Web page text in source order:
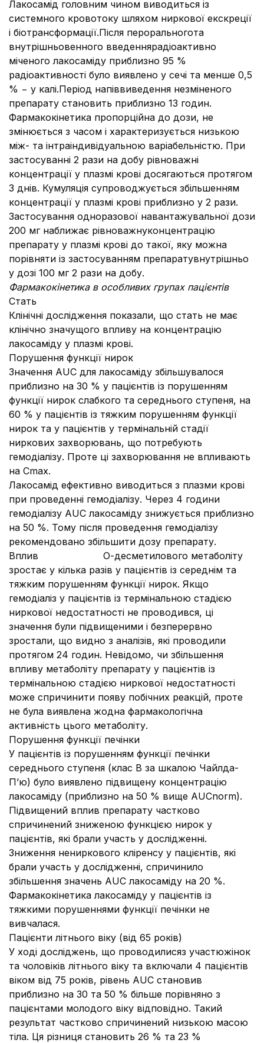
Лакосамід головним чином виводиться із
системного кровотоку шляхом ниркової екскреції
і біотрансформації.Після пероральногота
внутрішньовенного введеннярадіоактивно
міченого лакосаміду приблизно 95 %
радіоактивності було виявлено у сечі та менше 0,5
% − у калі.Період напіввиведення незміненого
препарату становить приблизно 13 годин.
Фармакокінетика пропорційна до дози, не
змінюється з часом і характеризується низькою
між- та інтраіндивідуальною варіабельністю. При
застосуванні 2 рази на добу рівноважні
концентрації у плазмі крові досягаються протягом
3 днів. Кумуляція супроводжується збільшенням
концентрації у плазмі крові приблизно у 2 рази.
Застосування одноразової навантажувальної дози
200 мг наближає рівноважнуконцентрацію
препарату у плазмі крові до такої, яку можна
порівняти із застосуванням препаратувнутрішньо
у дозі 100 мг 2 рази на добу.
Фармакокінетика в особливих групах пацієнтів
Стать
Клінічні дослідження показали, що стать не має
клінічно значущого впливу на концентрацію
лакосаміду у плазмі крові.
Порушення функції нирок
Значення AUC для лакосаміду збільшувалося
приблизно на 30 % у пацієнтів із порушенням
функції нирок слабкого та середнього ступеня, на
60 % у пацієнтів із тяжким порушенням функції
нирок та у пацієнтів у термінальній стадії
ниркових захворювань, що потребують
гемодіалізу. Проте ці захворювання не впливають
на Cmax.
Лакосамід ефективно виводиться з плазми крові
при проведенні гемодіалізу. Через 4 години
гемодіалізу AUC лакосаміду знижується приблизно
на 50 %. Тому після проведення гемодіалізу
рекомендовано збільшити дозу препарату.
Вплив О-десметилового метаболіту
зростає у кілька разів у пацієнтів із середнім та
тяжким порушенням функції нирок. Якщо
гемодіаліз у пацієнтів із термінальною стадією
ниркової недостатності не проводився, ці
значення були підвищеними і безперервно
зростали, що видно з аналізів, які проводили
протягом 24 годин. Невідомо, чи збільшення
впливу метаболіту препарату у пацієнтів із
термінальною стадією ниркової недостатності
може спричинити появу побічних реакцій, проте
не була виявлена жодна фармакологічна
активність цього метаболіту.
Порушення функції печінки
У пацієнтів із порушенням функції печінки
середнього ступеня (клас В за шкалою Чайлда-
П’ю) було виявлено підвищену концентрацію
лакосаміду (приблизно на 50 % вище AUCnorm).
Підвищений вплив препарату частково
спричинений зниженою функцією нирок у
пацієнтів, які брали участь у дослідженні.
Зниження нениркового кліренсу у пацієнтів, які
брали участь у дослідженні, спричинило
збільшення значень AUC лакосаміду на 20 %.
Фармакокінетика лакосаміду у пацієнтів із
тяжкими порушеннями функції печінки не
вивчалася.
Пацієнти літнього віку (від 65 років)
У ході досліджень, що проводилисяз участюжінок
та чоловіків літнього віку та включали 4 пацієнтів
віком від 75 років, рівень AUC становив
приблизно на 30 та 50 % більше порівняно з
пацієнтами молодого віку відповідно. Такий
результат частково спричинений низькою масою
тіла. Ця різниця становить 26 % та 23 %